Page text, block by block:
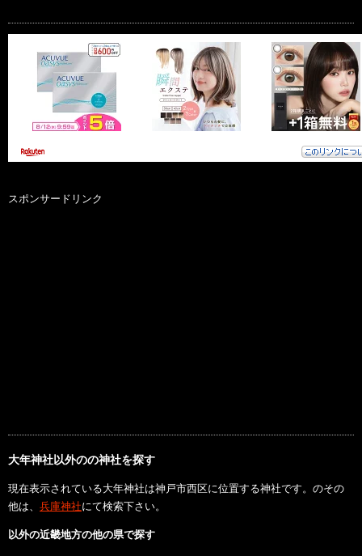
スポンサードリンク
大年神社以外のの神社を探す
現在表示されている大年神社は神戸市西区に位置する神社です。のその
他は、 兵庫神社にて検索下さい。
以外の近畿地方の他の県で探す